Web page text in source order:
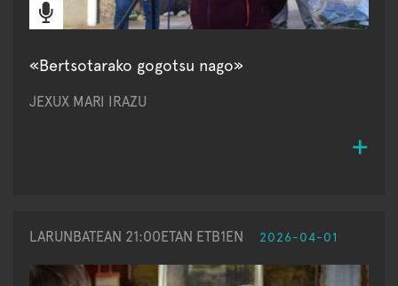
«Bertsotarako gogotsu nago»
JEXUX MARI IRAZU
LARUNBATEAN 21:00ETAN ETB1EN 2026-04-01